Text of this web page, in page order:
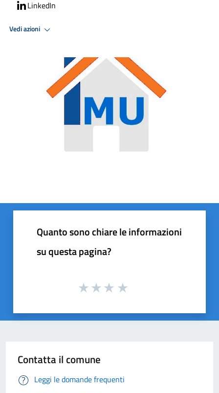
LinkedIn
Vedi azioni
Quanto sono chiare le informazioni
su questa pagina?
Contatta il comune
Leggi le domande frequenti